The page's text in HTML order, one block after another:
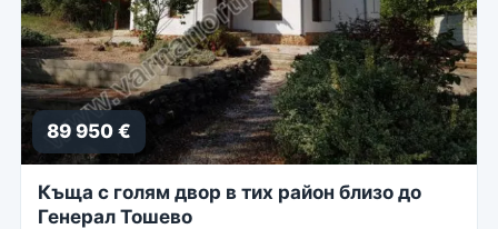
89 950 €
Къща с голям двор в тих район близо до
Генерал Тошево